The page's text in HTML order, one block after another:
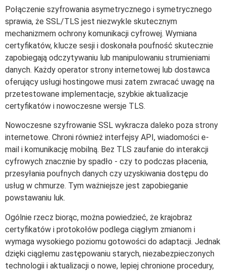
Połączenie szyfrowania asymetrycznego i symetrycznego
sprawia, że SSL/TLS jest niezwykle skutecznym
mechanizmem ochrony komunikacji cyfrowej. Wymiana
certyfikatów, klucze sesji i doskonała poufność skutecznie
zapobiegają odczytywaniu lub manipulowaniu strumieniami
danych. Każdy operator strony internetowej lub dostawca
oferujący usługi hostingowe musi zatem zwracać uwagę na
przetestowane implementacje, szybkie aktualizacje
certyfikatów i nowoczesne wersje TLS.
Nowoczesne szyfrowanie SSL wykracza daleko poza strony
internetowe. Chroni również interfejsy API, wiadomości e-
mail i komunikację mobilną. Bez TLS zaufanie do interakcji
cyfrowych znacznie by spadło - czy to podczas płacenia,
przesyłania poufnych danych czy uzyskiwania dostępu do
usług w chmurze. Tym ważniejsze jest zapobieganie
powstawaniu luk.
Ogólnie rzecz biorąc, można powiedzieć, że krajobraz
certyfikatów i protokołów podlega ciągłym zmianom i
wymaga wysokiego poziomu gotowości do adaptacji. Jednak
dzięki ciągłemu zastępowaniu starych, niezabezpieczonych
technologii i aktualizacji o nowe, lepiej chronione procedury,